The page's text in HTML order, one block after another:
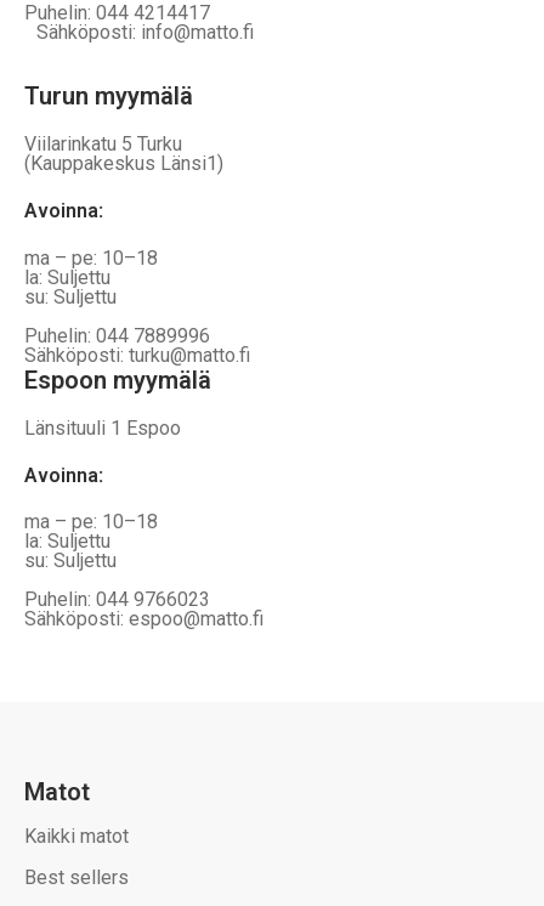
Puhelin: 044 4214417
Sähköposti: info@matto.fi
Turun myymälä
Viilarinkatu 5 Turku
(Kauppakeskus Länsi1)
Avoinna:
ma – pe: 10–18
la: Suljettu
su: Suljettu
Puhelin: 044 7889996
Sähköposti: turku@matto.fi
Espoon myymälä
Länsituuli 1 Espoo
Avoinna:
ma – pe: 10–18
la: Suljettu
su: Suljettu
Puhelin: 044 9766023
Sähköposti: espoo@matto.fi
Matot
Kaikki matot
Best sellers